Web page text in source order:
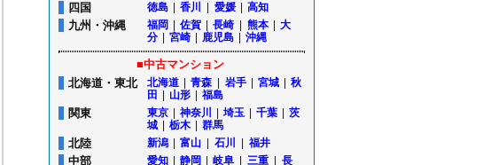
四国 徳島 香川 愛媛 高知
九州・沖縄 福岡 佐賀 長崎 熊本
大
分
宮崎 鹿児島 沖縄
■中古マンション
北海道・東北
北海道 青森 岩手 宮城
秋
田
山形 福島
関東 東京 神奈川 埼玉 千葉
茨
城
栃木 群馬
北陸 新潟 富山 石川 福井
中部 愛知 静岡 岐阜 三重
長